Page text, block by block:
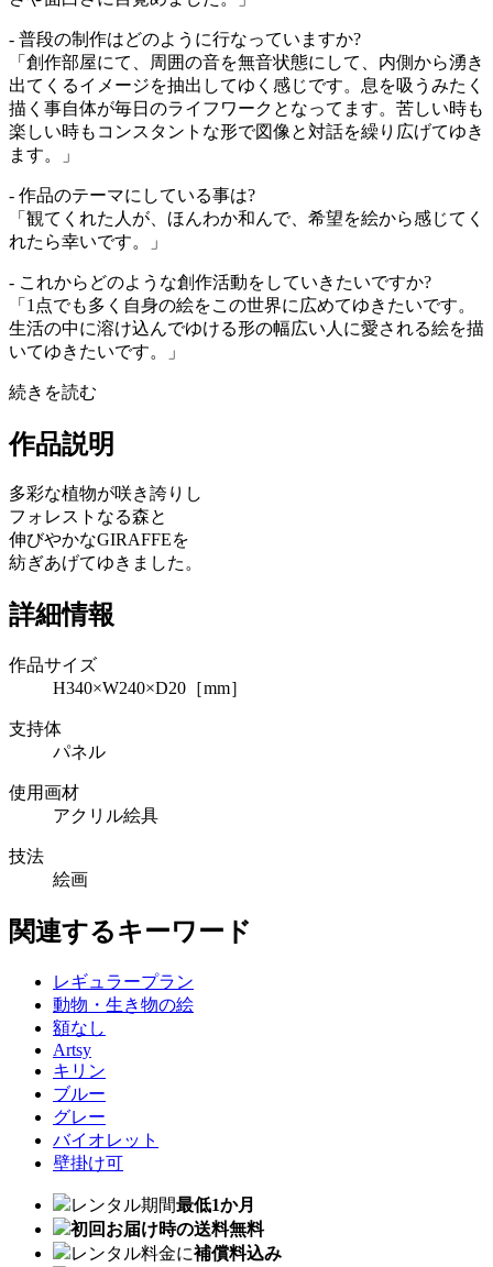
- 普段の制作はどのように行なっていますか?
「創作部屋にて、周囲の音を無音状態にして、内側から湧き
出てくるイメージを抽出してゆく感じです。息を吸うみたく
描く事自体が毎日のライフワークとなってます。苦しい時も
楽しい時もコンスタントな形で図像と対話を繰り広げてゆき
ます。」
- 作品のテーマにしている事は?
「観てくれた人が、ほんわか和んで、希望を絵から感じてく
れたら幸いです。」
- これからどのような創作活動をしていきたいですか?
「1点でも多く自身の絵をこの世界に広めてゆきたいです。
生活の中に溶け込んでゆける形の幅広い人に愛される絵を描
いてゆきたいです。」
続きを読む
作品説明
多彩な植物が咲き誇りし
フォレストなる森と
伸びやかなGIRAFFEを
紡ぎあげてゆきました。
詳細情報
作品サイズ
H340×W240×D20［mm］
支持体
パネル
使用画材
アクリル絵具
技法
絵画
関連するキーワード
レギュラープラン
動物・生き物の絵
額なし
Artsy
キリン
ブルー
グレー
バイオレット
壁掛け可
レンタル期間最低1か月
初回お届け時の送料無料
レンタル料金に補償料込み